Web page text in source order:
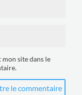
site dans le
le commentaire